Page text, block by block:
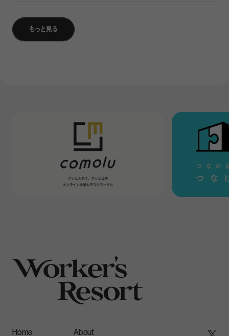
シャインの組織文化レベルの概要（編集部作成）
ものだ。ポイントは、レベル1は具体的で目に見えやすく、レ
ベル2、3と深くなるにつれて抽象的で意識されにくいこと
ワークプレイスの設計に会社の考え方や方針が反映される
ように、レベル1の人工物は、下層にある価値観に影響され
る。反対に、新入社員がオフィスの作りから会社の雰囲気を
観・基本的仮定の3つがきれいに合致すると互いに強め合
い、組織文化が全体的に強固になっていくと正木氏は指摘
や敬意をメッセージで伝え合う「GABカード」と呼ばれる習
もっと見る
Home About